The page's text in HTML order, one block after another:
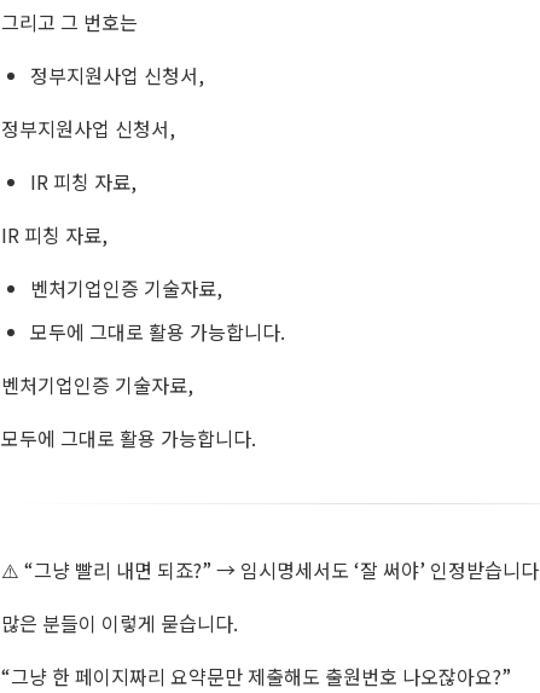
그리고 그 번호는
정부지원사업 신청서,
정부지원사업 신청서,
IR 피칭 자료,
IR 피칭 자료,
벤처기업인증 기술자료,
모두에 그대로 활용 가능합니다.
벤처기업인증 기술자료,
모두에 그대로 활용 가능합니다.
⚠️ “그냥 빨리 내면 되죠?” → 임시명세서도 ‘잘 써야’ 인정받습니다
많은 분들이 이렇게 묻습니다.
“그냥 한 페이지짜리 요약문만 제출해도 출원번호 나오잖아요?”